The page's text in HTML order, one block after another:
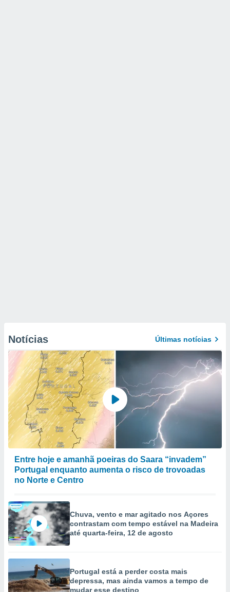
Notícias Últimas notícias
Entre hoje e amanhã poeiras do Saara “invadem”
Portugal enquanto aumenta o risco de trovoadas
no Norte e Centro
Chuva, vento e mar agitado nos Açores
contrastam com tempo estável na Madeira
até quarta-feira, 12 de agosto
Portugal está a perder costa mais
depressa, mas ainda vamos a tempo de
mudar esse destino